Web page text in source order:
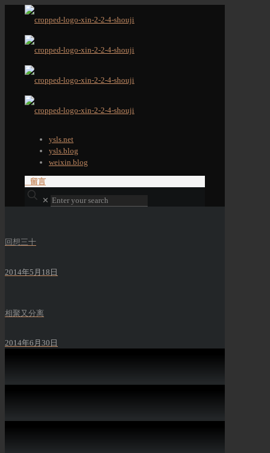
ysls.net
ysls.blog
weixin.blog
留言
✕
回想三十
2014年5月18日
相聚又分离
2014年6月30日